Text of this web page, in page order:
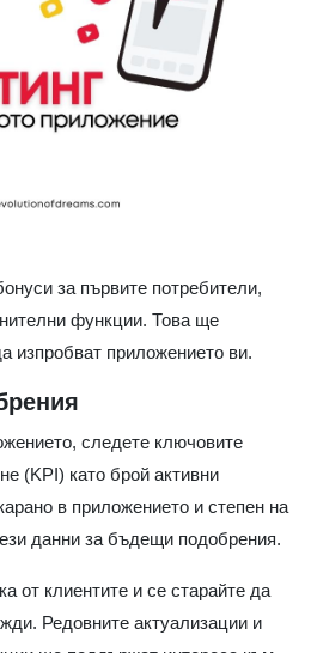
за първите потребители,
функции. Това ще
изпробват приложението ви.
следете ключовите
(KPI) като брой активни
в приложението и степен на
данни за бъдещи подобрения.
от клиентите и се старайте да
Редовните актуализации и